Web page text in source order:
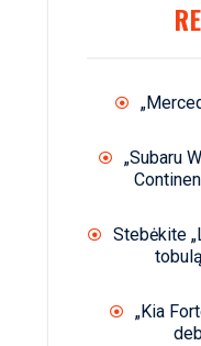
„Subaru
Stebėkite
„Kia